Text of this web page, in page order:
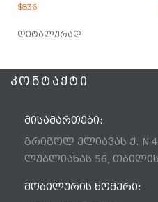
$836
დეტალურად
ᲙᲝᲜᲢᲐᲥᲢᲘ
ᲛᲘᲡᲐᲛᲐᲠᲗᲔᲑᲘ:
გრიგოლ ელიავას ქ. N
ლუბლიანას 56,
ᲛᲝᲑᲘᲚᲣᲠᲘᲡ ᲜᲝᲛᲔᲠᲘ: